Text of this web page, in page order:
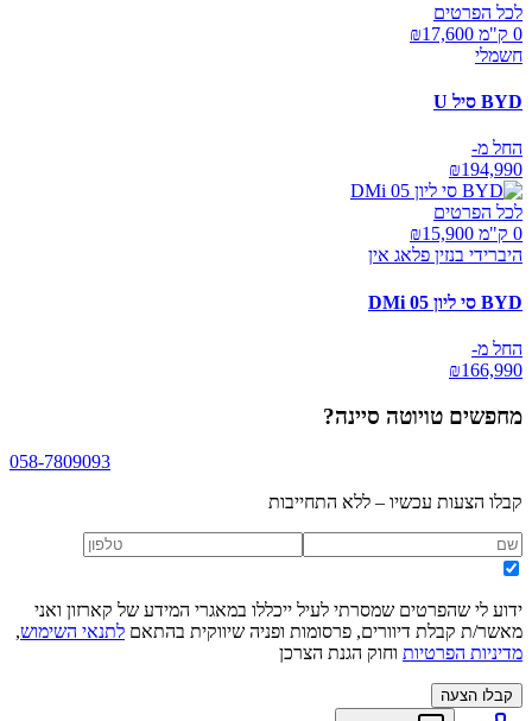
לכל הפרטים
0 ק"מ ₪
17,600
חשמלי
BYD סיל U
החל מ-
₪194,990
לכל הפרטים
0 ק"מ ₪
15,900
היברידי בנזין פלאג אין
BYD סי ליון 05 DMi
החל מ-
₪166,990
מחפשים טויוטה סיינה?
058-7809093
קבלו הצעות עכשיו – ללא התחייבות
ידוע לי שהפרטים שמסרתי לעיל ייכללו במאגרי המידע של קארזון ואני
מאשר/ת קבלת דיוורים, פרסומות ופניה שיווקית בהתאם לתנאי השימוש,
מדיניות הפרטיות וחוק הגנת הצרכן
קבלו הצעה